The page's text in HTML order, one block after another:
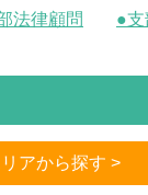
法律顧問 ●支
アから探す >